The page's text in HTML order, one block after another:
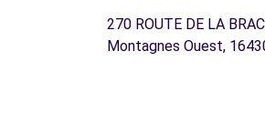
270 ROUTE DE LA
Montagnes Ouest,